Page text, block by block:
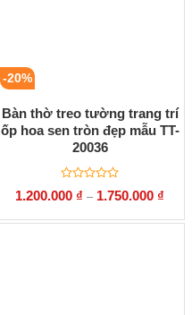
-20%
Bàn thờ treo tường trang trí
ốp hoa sen tròn đẹp mẫu TT-
20036
Được
xếp
0
1.200.000 ₫ – 1.750.000 ₫